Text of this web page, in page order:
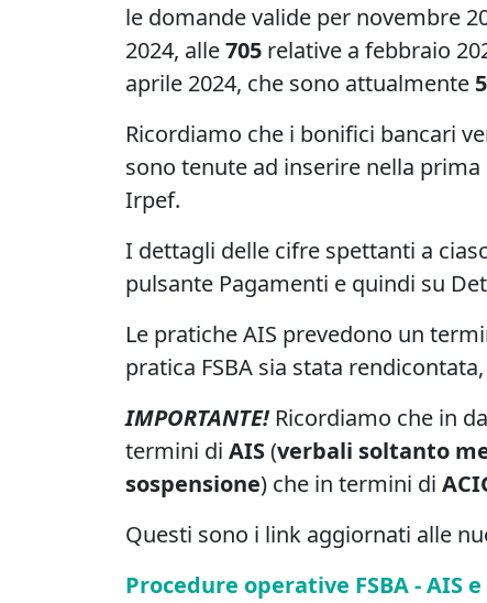
le domande valide per novembre
2024, alle705 relative a febbraio
aprile 2024, che sono attualmente
Ricordiamo che i bonifici bancari
sono tenute ad inserire nella
Irpef.
I dettagli delle cifre spettanti a
pulsante Pagamenti e quindi su
Le pratiche AIS prevedono un
pratica FSBA sia stata
IMPORTANTE!Ricordiamo che in
termini di AIS(verbali soltanto
sospensione) che in termini di
Questi sono i link aggiornati alle
Procedure operative FSBA - AIS e